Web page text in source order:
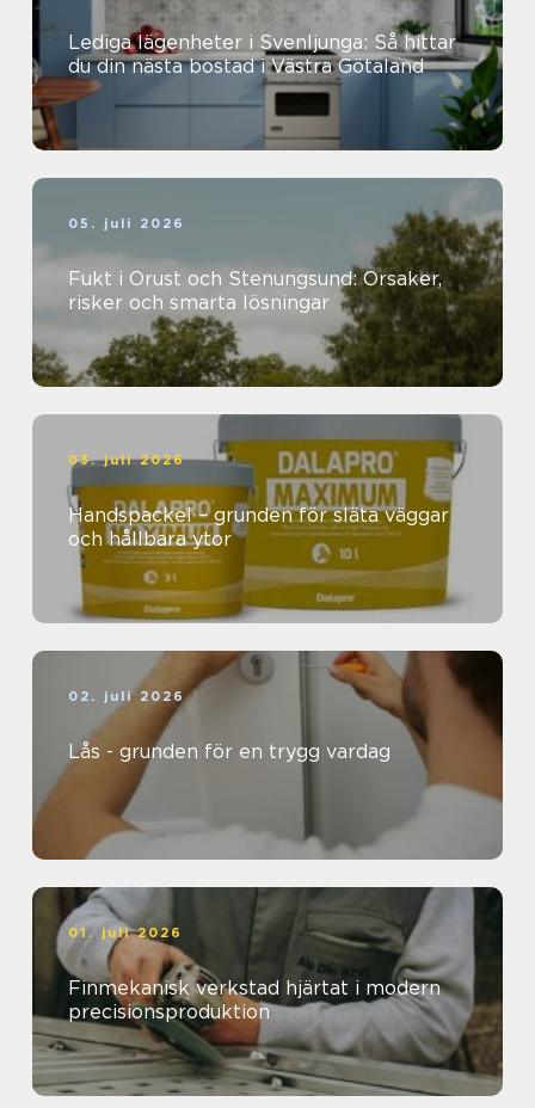
Lediga lägenheter i Svenljunga: Så hittar
du din nästa bostad i Västra Götaland
05. juli 2026
Fukt i Orust och Stenungsund: Orsaker,
risker och smarta lösningar
03. juli 2026
Handspackel – grunden för släta väggar
och hållbara ytor
02. juli 2026
Lås - grunden för en trygg vardag
01. juli 2026
Finmekanisk verkstad hjärtat i modern
precisionsproduktion